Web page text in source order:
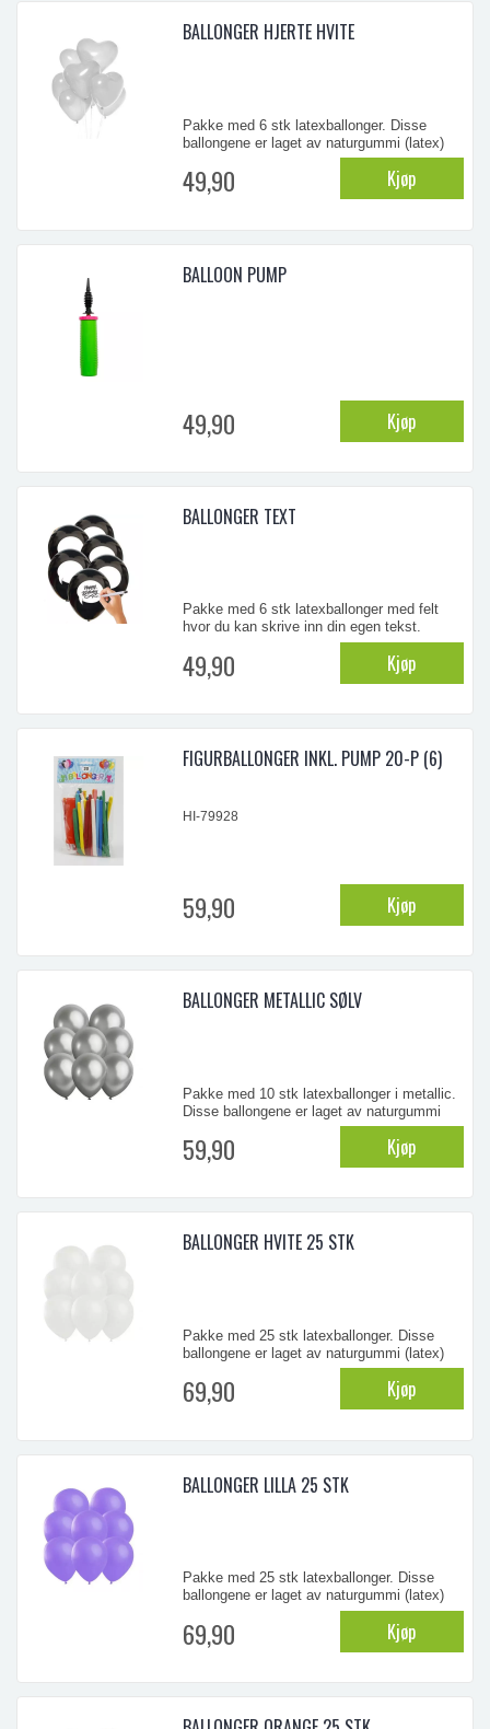
...
BALLONGER HJERTE HVITE
Pakke med 6 stk latexballonger. Disse
ballongene er laget av naturgummi (latex)
og er biologisk nedbrytbare
49,90 Kjøp
BALLOON PUMP
49,90 Kjøp
BALLONGER TEXT
Pakke med 6 stk latexballonger med felt
hvor du kan skrive inn din egen tekst.
Størrelse ca 30 cm. Disse ballongene er
laget av naturgummi (latex) og er biologisk
nedbrytbare
49,90 Kjøp
FIGURBALLONGER INKL. PUMP 20-P (6)
HI-79928
59,90 Kjøp
BALLONGER METALLIC SØLV
Pakke med 10 stk latexballonger i metallic.
Disse ballongene er laget av naturgummi
(latex) og er biologisk nedbrytbare
59,90 Kjøp
BALLONGER HVITE 25 STK
Pakke med 25 stk latexballonger. Disse
ballongene er laget av naturgummi (latex)
og er biologisk nedbrytbare
69,90 Kjøp
BALLONGER LILLA 25 STK
Pakke med 25 stk latexballonger. Disse
ballongene er laget av naturgummi (latex)
og er biologisk nedbrytbare
69,90 Kjøp